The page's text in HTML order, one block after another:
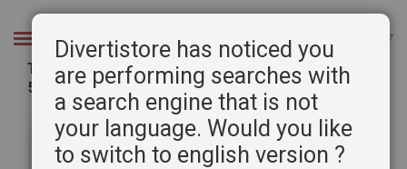
Chercher
TÉLÉCHARGEMENT : Cahier spécial AQUARELLE
54 - Pratique des Arts -
Divertistore has noticed you
are performing searches with
a search engine that is not
your language. Would you like
to switch to english version ?